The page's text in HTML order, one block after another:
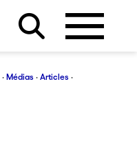
· Médias · Articles ·